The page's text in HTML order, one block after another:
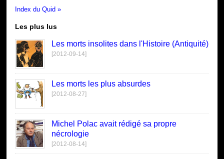
Index du Quid »
Les plus lus
Les morts insolites dans l'Histoire (Antiquité)
[2012-09-14]
Les morts les plus absurdes
[2012-08-27]
Michel Polac avait rédigé sa propre
nécrologie
[2012-08-14]